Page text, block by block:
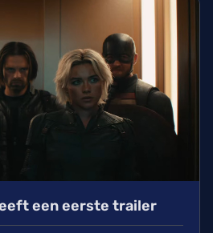
een eerste trailer